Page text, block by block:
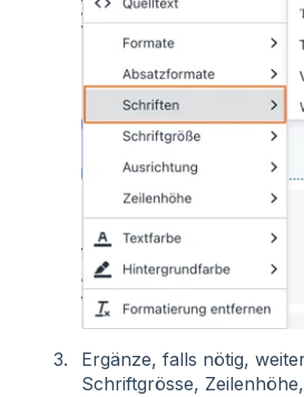
Ergänze, falls nötig,
Schriftgrösse,